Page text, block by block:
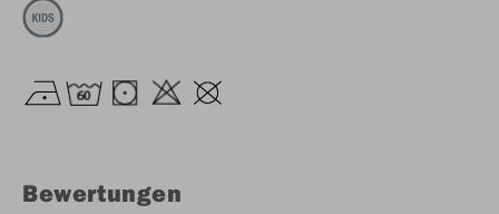
Bewertungen